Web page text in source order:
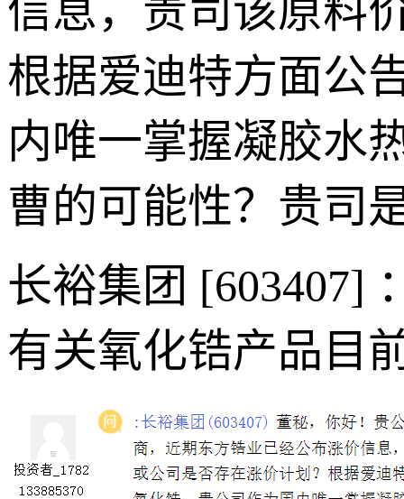
信息，贵司该原料
根据爱迪特方面公
内唯一掌握凝胶水
曹的可能性？贵司
长裕集团 [603407]
有关氧化锆产品目